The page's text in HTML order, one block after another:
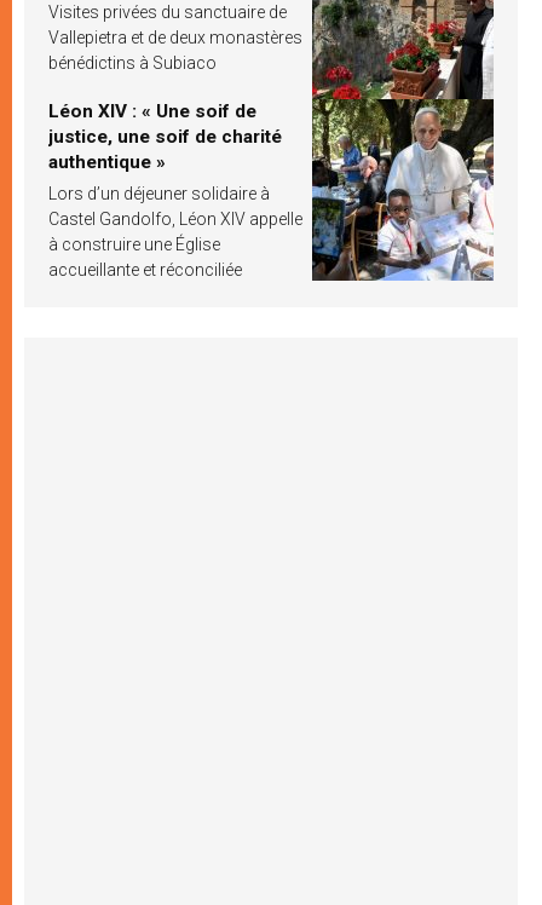
Visites privées du sanctuaire de
Vallepietra et de deux monastères
bénédictins à Subiaco
Léon XIV : « Une soif de
justice, une soif de charité
authentique »
Lors d’un déjeuner solidaire à
Castel Gandolfo, Léon XIV appelle
à construire une Église
accueillante et réconciliée